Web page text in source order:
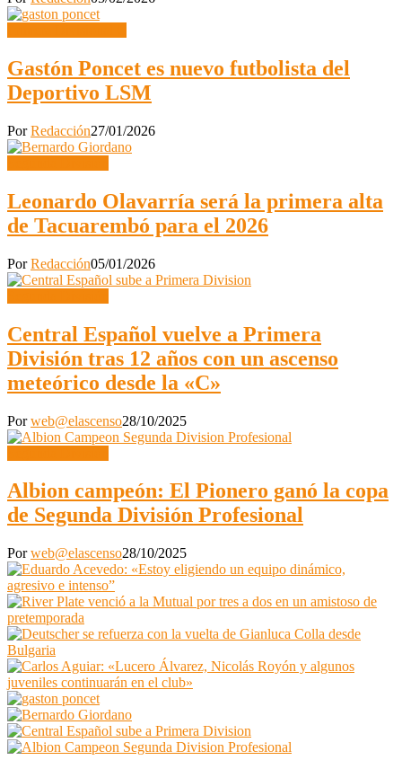
Gastón Poncet es nuevo futbolista del
Deportivo LSM
PorRedacción27/01/2026
Leonardo Olavarría será la primera alta
de Tacuarembó para el 2026
PorRedacción05/01/2026
Central Español vuelve a Primera
División tras 12 años con un ascenso
meteórico desde la «C»
Porweb@elascenso28/10/2025
Albion campeón: El Pionero ganó la copa
de Segunda División Profesional
Porweb@elascenso28/10/2025